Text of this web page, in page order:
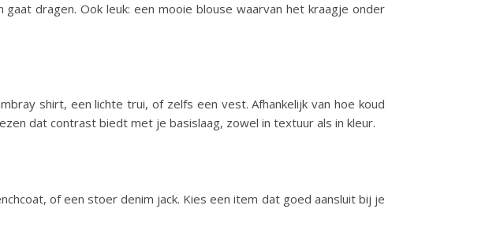
dragen. Ook leuk: een mooie blouse waarvan het kraagje onder
shirt, een lichte trui, of zelfs een vest. Afhankelijk van hoe koud
dat contrast biedt met je basislaag, zowel in textuur als in kleur.
of een stoer denim jack. Kies een item dat goed aansluit bij je